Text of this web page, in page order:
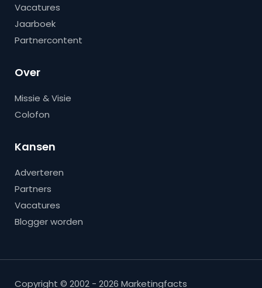
Vacatures
Jaarboek
Partnercontent
Over
Missie & Visie
Colofon
Kansen
Adverteren
Partners
Vacatures
Blogger worden
Copyright © 2002 - 2026 Marketingfacts